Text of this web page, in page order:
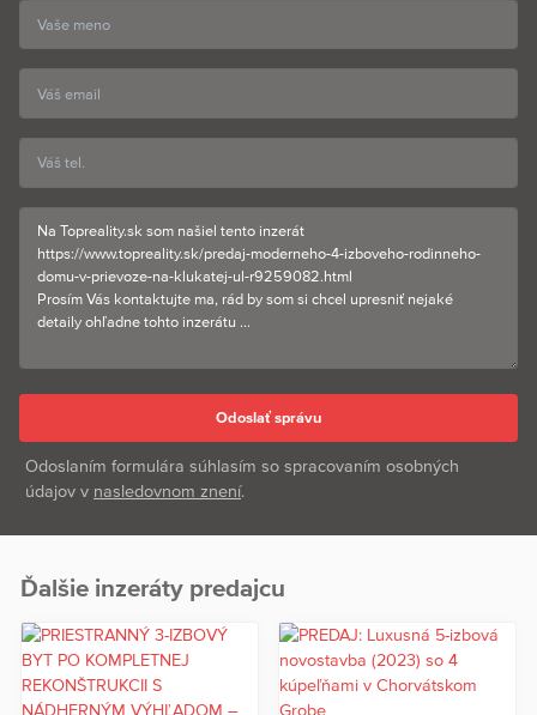
Odoslaním formulára súhlasím so spracovaním osobných
údajov v nasledovnom znení.
Ďalšie inzeráty predajcu